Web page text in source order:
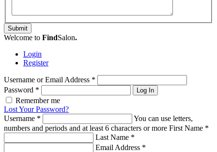
Submit
Welcome to FindSalon.
Login
Register
Username or Email Address *
Password * Log In
Remember me
Lost Your Password?
Username *
You can use letters,
numbers and periods and at least 6 characters or more First Name *
Last Name *
Email Address *